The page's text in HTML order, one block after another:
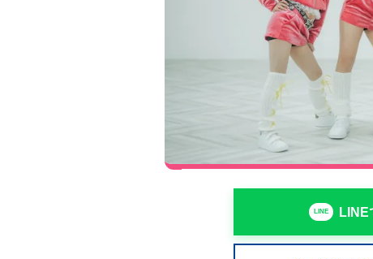
LINE